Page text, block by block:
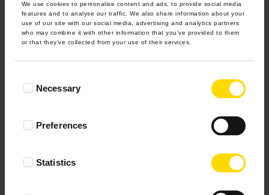
We use cookies to personalise content and ads, to provide social media
features and to analyse our traffic. We also share information about your
use of our site with our social media, advertising and analytics partners
who may combine it with other information that you’ve provided to them
or that they’ve collected from your use of their services.
SelectionNecessary
Preferences
Statistics
4.9 z 5.0